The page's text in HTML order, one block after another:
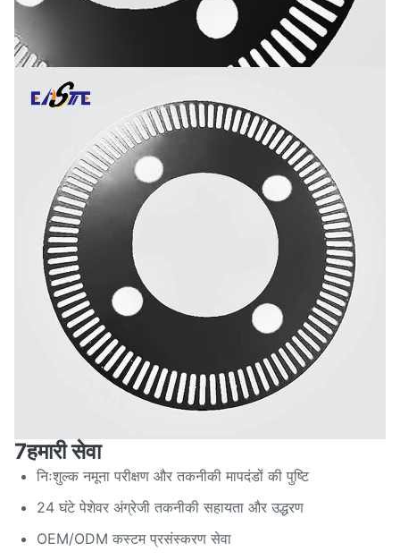
7हमारी सेवा
निःशुल्क नमूना परीक्षण और तकनीकी मापदंडों की पुष्टि
24 घंटे पेशेवर अंग्रेजी तकनीकी सहायता और उद्धरण
OEM/ODM कस्टम प्रसंस्करण सेवा